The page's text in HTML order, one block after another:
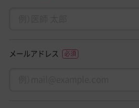
メールアドレス